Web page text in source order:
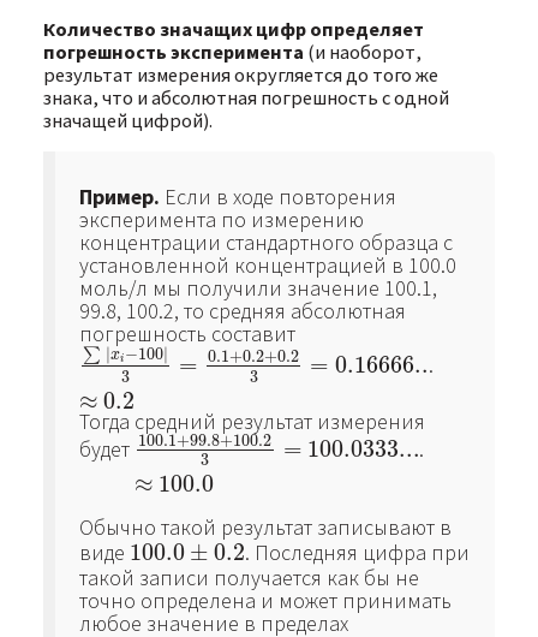
Количество значащих цифр определяет
погрешность эксперимента (и наоборот,
результат измерения округляется до того же
знака, что и абсолютная погрешность с одной
значащей цифрой).
Пример. Если в ходе повторения
эксперимента по измерению
концентрации стандартного образца с
установленной концентрацией в 100.0
моль/л мы получили значение 100.1,
99.8, 100.2, то средняя абсолютная
погрешность составит
∑ |xi −100|
3
= 0.1+0.2+0.2
3
= 0.16666..
≈ 0.2
∑|xi−100|3 =0.1+0.2+0.23= 0.16666..≈0.2.
Тогда средний результат измерения
будет 100.1+99.8+100.2
3
= 100.0333...
≈ 100.0
100.1+99.8+100.23 =100.0333...≈100.0
.
Обычно такой результат записывают в
виде 100.0 ± 0.2
100.0± 0.2
. Последняя цифра при
такой записи получается как бы не
точно определена и может принимать
любое значение в пределах